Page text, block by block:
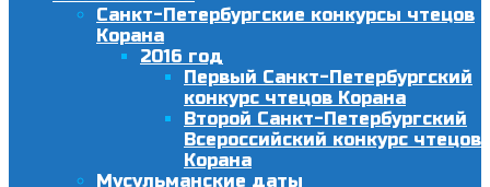
Санкт-Петербургские конкурсы чтецов
Корана
2016 год
Первый Санкт-Петербургский
конкурс чтецов Корана
Второй Санкт-Петербургский
Всероссийский конкурс чтецов
Корана
Мусульманские даты